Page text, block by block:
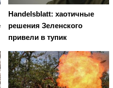
Handelsblatt: хаотичные
решения Зеленского
привели в тупик